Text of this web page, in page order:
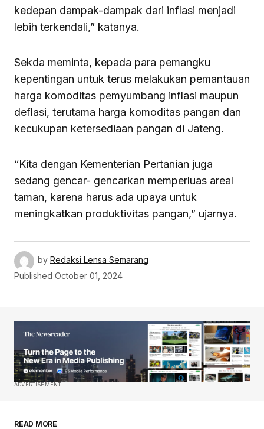
kedepan dampak-dampak dari inflasi menjadi
lebih terkendali,” katanya.
Sekda meminta, kepada para pemangku
kepentingan untuk terus melakukan pemantauan
harga komoditas pemyumbang inflasi maupun
deflasi, terutama harga komoditas pangan dan
kecukupan ketersediaan pangan di Jateng.
“Kita dengan Kementerian Pertanian juga
sedang gencar- gencarkan memperluas areal
taman, karena harus ada upaya untuk
meningkatkan produktivitas pangan,” ujarnya.
by Redaksi Lensa Semarang
Published October 01, 2024
ADVERTISEMENT
READ MORE